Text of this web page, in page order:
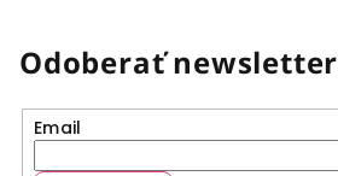
Odoberať newsletter
Email